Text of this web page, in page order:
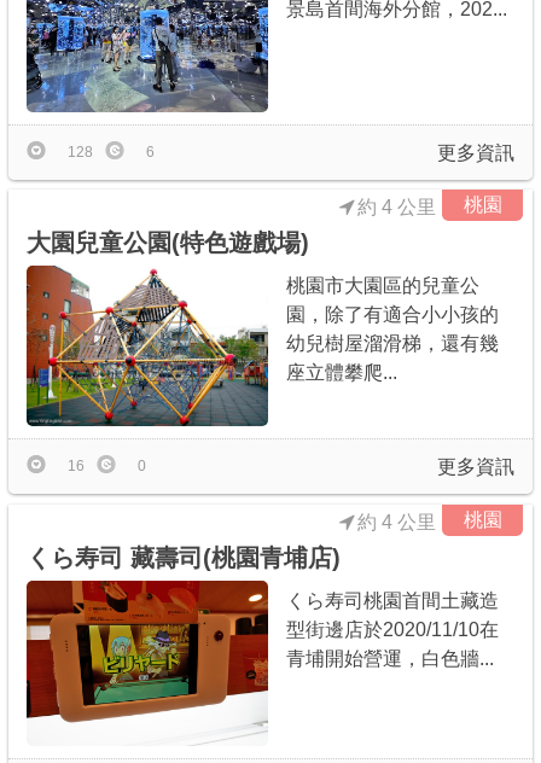
景島首間海外分館，202...
更多資訊
128 6
桃園
大園兒童公園(特色遊戲場)
約 4 公里
桃園市大園區的兒童公
園，除了有適合小小孩的
幼兒樹屋溜滑梯，還有幾
座立體攀爬...
更多資訊
16 0
桃園
くら寿司 藏壽司(桃園青埔店)
約 4 公里
くら寿司桃園首間土藏造
型街邊店於2020/11/10在
青埔開始營運，白色牆...